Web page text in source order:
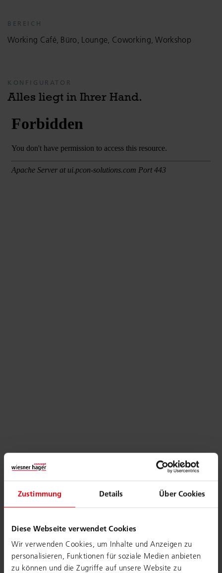
Zustimmung Details Über Cookies
Diese Webseite verwendet Cookies
Wir verwenden Cookies, um Inhalte und Anzeigen zu
personalisieren, Funktionen für soziale Medien anbieten
zu können und die Zugriffe auf unsere Website zu
BEREICH
Working Café, Büro, Lounge, Coworking, Workshop
KONFIGURATOR
Alles liegt in Ihrer Hand.